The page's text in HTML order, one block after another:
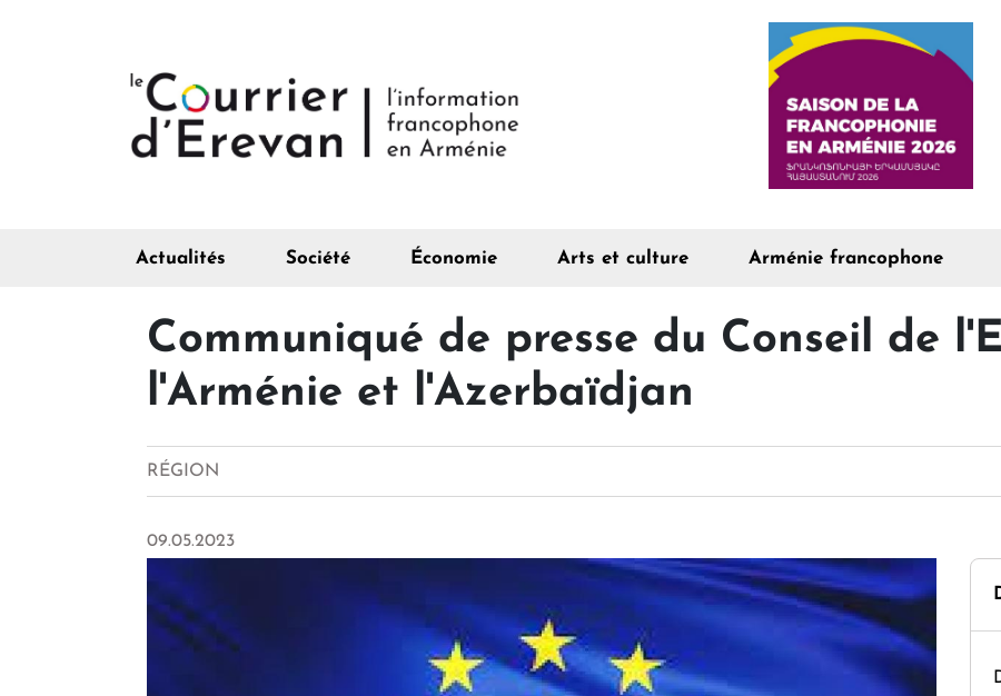
Actualités Société Économie Arts et culture Arménie francophone
Communiqué de presse du Conseil de
l'Arménie et l'Azerbaïdjan
RÉGION
09.05.2023